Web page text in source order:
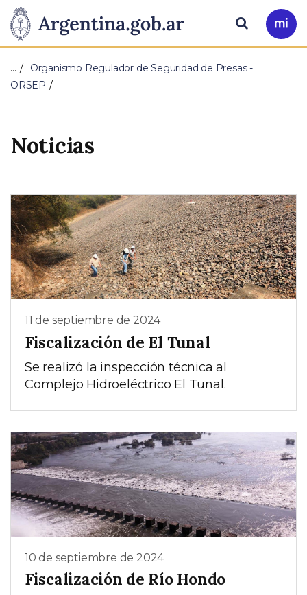
Presidencia
de
la
Pasar al contenido principal
Ir
a
Buscar
…
Organismo Regulador de Seguridad de Presas -
ORSEP
Noticias
11 de septiembre de 2024
Fiscalización de El Tunal
Se realizó la inspección técnica al
Complejo Hidroeléctrico El Tunal.
10 de septiembre de 2024
Fiscalización de Río Hondo